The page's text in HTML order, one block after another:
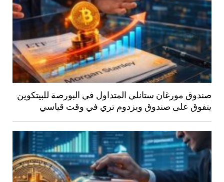
صندوق مورغان ستانلي المتداول في البورصة للبيتكوين
يتفوق على صندوق ويزدوم تري في وقت قياسي